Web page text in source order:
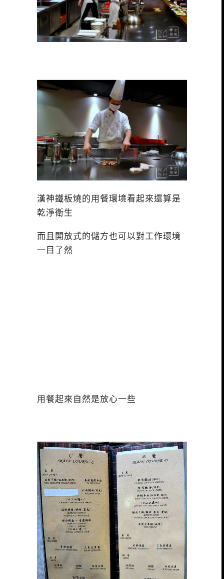
漢神鐵板燒的用餐環境看起來還算是
乾淨衛生
而且開放式的儲方也可以對工作環境
一目了然
用餐起來自然是放心一些